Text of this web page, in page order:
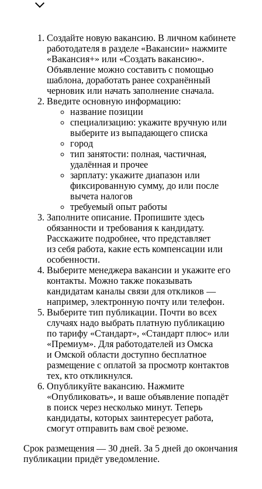
Создайте новую вакансию. В личном кабинете
работодателя в разделе «Вакансии» нажмите
«Вакансия+» или «Создать вакансию».
Объявление можно составить с помощью
шаблона, доработать ранее сохранённый
черновик или начать заполнение сначала.
Введите основную информацию:
название позиции
специализацию: укажите вручную или
выберите из выпадающего списка
город
тип занятости: полная, частичная,
удалённая и прочее
зарплату: укажите диапазон или
фиксированную сумму, до или после
вычета налогов
требуемый опыт работы
Заполните описание. Пропишите здесь
обязанности и требования к кандидату.
Расскажите подробнее, что представляет
из себя работа, какие есть компенсации или
особенности.
Выберите менеджера вакансии и укажите его
контакты. Можно также показывать
кандидатам каналы связи для откликов —
например, электронную почту или телефон.
Выберите тип публикации. Почти во всех
случаях надо выбрать платную публикацию
по тарифу «Стандарт», «Стандарт плюс» или
«Премиум». Для работодателей из Омска
и Омской области доступно бесплатное
размещение с оплатой за просмотр контактов
тех, кто откликнулся.
Опубликуйте вакансию. Нажмите
«Опубликовать», и ваше объявление попадёт
в поиск через несколько минут. Теперь
кандидаты, которых заинтересует работа,
смогут отправить вам своё резюме.
Срок размещения — 30 дней. За 5 дней до окончания
публикации придёт уведомление.